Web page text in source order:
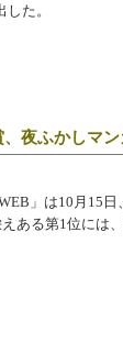
た。
夜ふかしマン
」は10月15
ある第1位には